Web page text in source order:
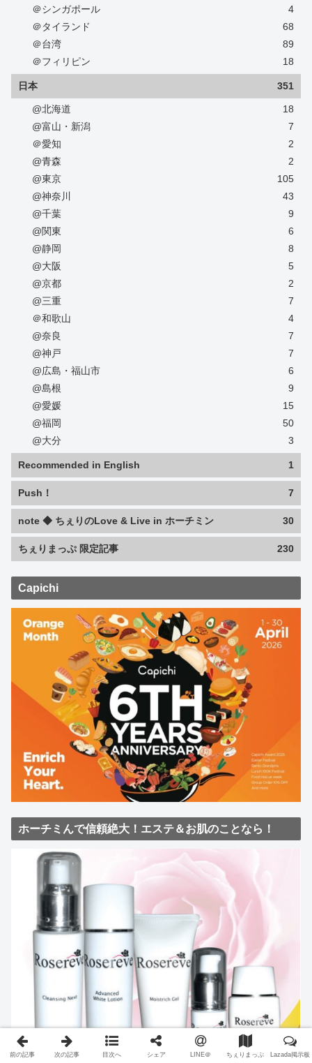
＠シンガポール
4
＠タイランド
68
＠台湾
89
＠フィリピン
18
日本 351
@北海道
18
@富山・新潟
7
＠愛知
2
@青森
2
@東京
105
@神奈川
43
@千葉
9
@関東
6
@静岡
8
@大阪
5
@京都
2
@三重
7
＠和歌山
4
@奈良
7
@神戸
7
@広島・福山市
6
@島根
9
@愛媛
15
@福岡
50
@大分
3
Recommended in English 1
Push！ 7
note ◆ ちぇりのLove & Live in ホーチミン 30
ちぇりまっぷ 限定記事 230
Capichi
ホーチミんで信頼絶大！エステ＆お肌のことなら！
前の記事 次の記事 目次へ シェア LINE＠ ちぇりまっぷ Lazada掲示板